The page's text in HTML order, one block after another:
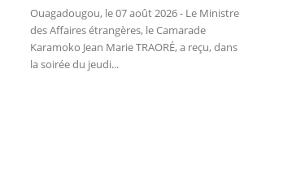
Ouagadougou, le 07 août 2026 - Le Ministre
des Affaires étrangères, le Camarade
Karamoko Jean Marie TRAORÉ, a reçu, dans
la soirée du jeudi...